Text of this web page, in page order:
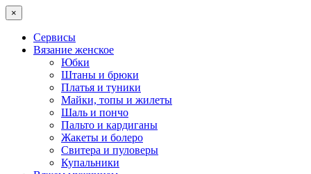
×
Сервисы
Вязание женское
Юбки
Штаны и брюки
Платья и туники
Майки, топы и жилеты
Шаль и пончо
Пальто и кардиганы
Жакеты и болеро
Свитера и пуловеры
Купальники